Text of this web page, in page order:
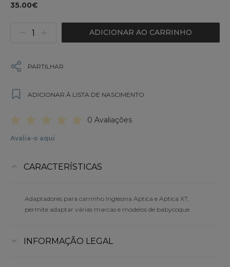
35.00€
ADICIONAR AO CARRINHO
PARTILHAR
ADICIONAR À LISTA DE NASCIMENTO
0 Avaliações
Avalia-o aqui
CARACTERÍSTICAS
Adaptadores para carrinho Inglesina Aptica e Aptica XT,
permite adaptar várias marcas e modelos de babycoque.
INFORMAÇÃO LEGAL